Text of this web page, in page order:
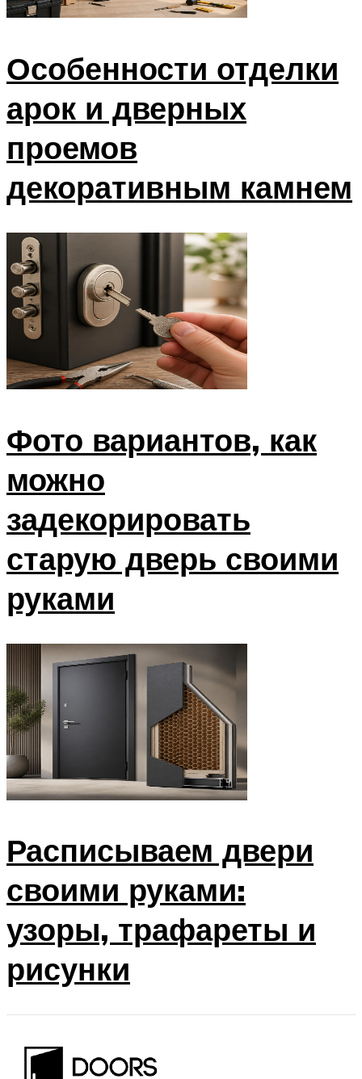
Особенности отделки
арок и дверных
проемов
декоративным камнем
Фото вариантов, как
можно
задекорировать
старую дверь своими
руками
Расписываем двери
своими руками:
узоры, трафареты и
рисунки